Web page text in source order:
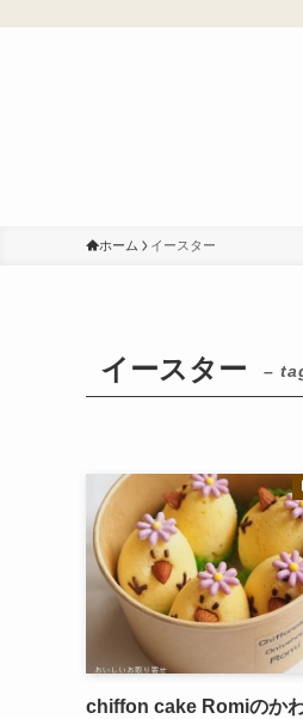
ホーム イースター
イースター –
chiffon cake Romiのか